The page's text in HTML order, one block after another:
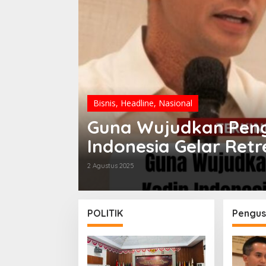
Bisnis, Headline, Nasional
Guna Wujudkan
Indonesia Gelar
2 Agustus 2025
POLITIK